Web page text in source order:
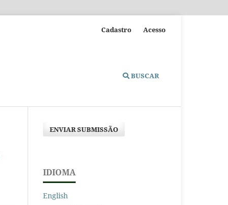
BUSCAR
Cadastro Acesso
ENVIAR SUBMISSÃO
IDIOMA
English